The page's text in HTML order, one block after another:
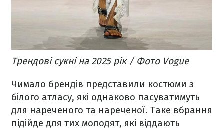
Трендові сукні на 2025 рік / Фото Vogue
Чимало брендів представили костюми з
білого атласу, які однаково пасуватимуть
для нареченого та нареченої. Таке вбрання
підійде для тих молодят, які віддають